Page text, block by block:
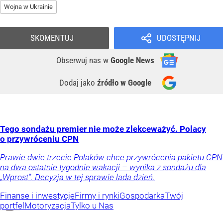
Wojna w Ukrainie
UDOSTĘPNIJ
Obserwuj nas w Google News
Dodaj jako źródło w Google
SKOMENTUJ
Tego sondażu premier nie może zlekceważyć. Polacy
o przywróceniu CPN
Prawie dwie trzecie Polaków chce przywrócenia pakietu CPN
na dwa ostatnie tygodnie wakacji – wynika z sondażu dla
„Wprost”. Decyzja w tej sprawie lada dzień.
Finanse i inwestycjeFirmy i rynkiGospodarkaTwój
portfelMotoryzacjaTylko u Nas